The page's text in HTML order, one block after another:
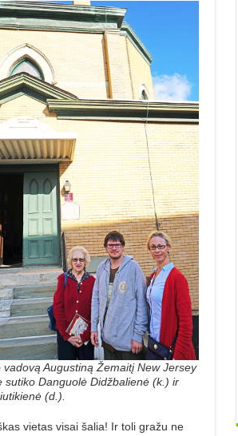
vadovą Augustiną Žemaitį New Jersey
sutiko Danguolė Didžbalienė (k.) ir
(d.).
vietas visai šalia! Ir toli gražu ne